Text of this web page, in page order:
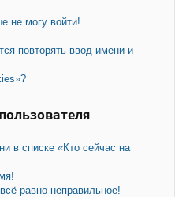
не могу войти!
повторять ввод имени и
в списке «Кто сейчас на
равно неправильное!